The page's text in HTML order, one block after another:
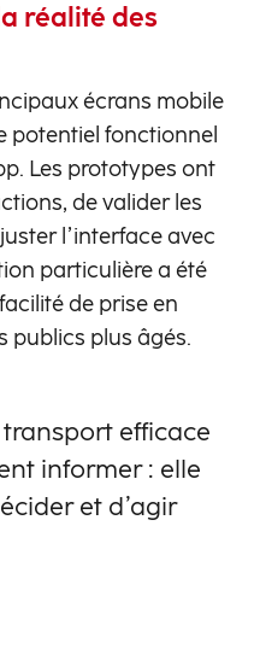
réalité des
écrans mobile
potentiel fonctionnel
Les prototypes ont
de valider les
l’interface avec
particulière a été
de prise en
publics plus âgés.
efficace
informer : elle
et d’agir